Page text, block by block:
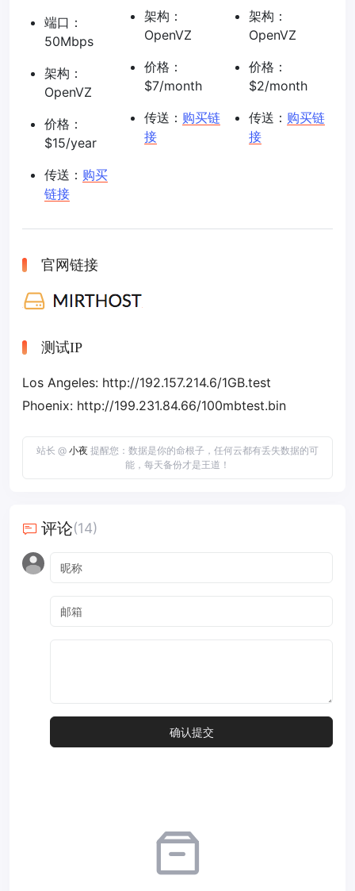
端口：
50Mbps
架构：
OpenVZ
价格：
$15/year
传送： 购买
链接
架构：
OpenVZ
价格：
$7/month
传送： 购买链
接
架构：
OpenVZ
价格：
$2/month
传送： 购买链
接
官网链接
测试IP
Los Angeles: http://192.157.214.6/1GB.test
Phoenix: http://199.231.84.66/100mbtest.bin
站长 @ 小夜 提醒您：数据是你的命根子，任何云都有丢失数据的可
能，每天备份才是王道！
评论(14)